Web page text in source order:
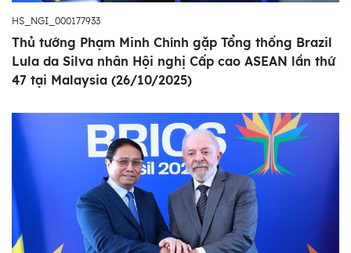
HS_NGI_000177933
Thủ tướng Phạm Minh Chính gặp Tổng thống Brazil
Lula da Silva nhân Hội nghị Cấp cao ASEAN lần thứ
47 tại Malaysia (26/10/2025)